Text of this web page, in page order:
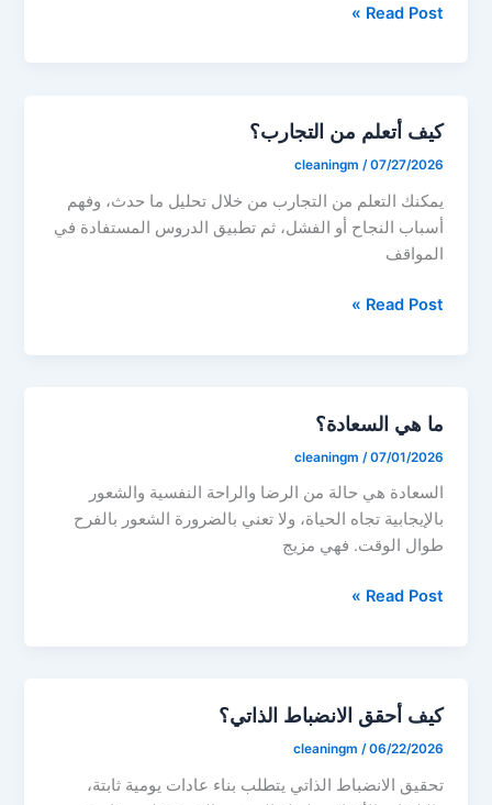
كيف
Read Post »
كيف أتعلم من التجارب؟
cleaningm /07/27/2026
يمكنك التعلم من التجارب من خلال تحليل ما حدث، وفهم
أسباب النجاح أو الفشل، ثم تطبيق الدروس المستفادة في
المواقف
كيف
Read Post »
ما هي السعادة؟
cleaningm /07/01/2026
السعادة هي حالة من الرضا والراحة النفسية والشعور
بالإيجابية تجاه الحياة، ولا تعني بالضرورة الشعور بالفرح
طوال الوقت. فهي مزيج
ما
Read Post »
كيف أحقق الانضباط الذاتي؟
cleaningm /06/22/2026
تحقيق الانضباط الذاتي يتطلب بناء عادات يومية ثابتة،